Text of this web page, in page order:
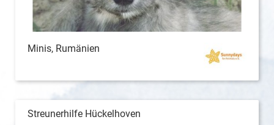
Minis, Rumänien
Streunerhilfe Hückelhoven